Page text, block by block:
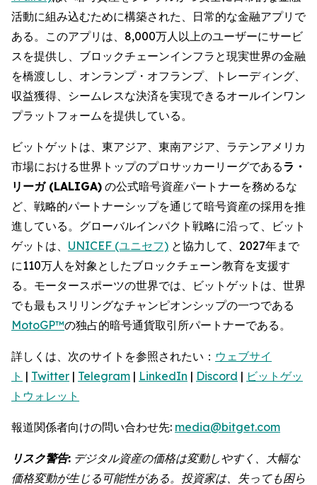
活動に組み込むために構築された、日常的な金融アプリで
ある。このアプリは、8,000万人以上のユーザーにサービ
スを提供し、ブロックチェーンインフラと現実世界の金融
を橋渡しし、オンランプ・オフランプ、トレーディング、
収益獲得、シームレスな決済を実現できるオールインワン
プラットフォームを提供している。
ビットゲットは、東アジア、東南アジア、ラテンアメリカ
市場における世界トップのプロサッカーリーグであるラ・
リーガ (LALIGA) の公式暗号資産パートナーを務めるな
ど、戦略的パートナーシップを通じて暗号資産の採用を推
進している。グローバルインパクト戦略に沿って、ビット
ゲットは、 UNICEF (ユニセフ) と協力して、2027年まで
に110万人を対象としたブロックチェーン教育を支援す
る。モータースポーツの世界では、ビットゲットは、世界
でも最もスリリングなチャンピオンシップの一つである
MotoGP™の独占的暗号通貨取引所パートナーである。
詳しくは、次のサイトを参照されたい： ウェブサイ
ト | Twitter | Telegram | LinkedIn | Discord | ビットゲッ
トウォレット
報道関係者向けの問い合わせ先: media@bitget.com
リスク警告: デジタル資産の価格は変動しやすく、大幅な
価格変動が生じる可能性がある。投資家は、失っても困ら